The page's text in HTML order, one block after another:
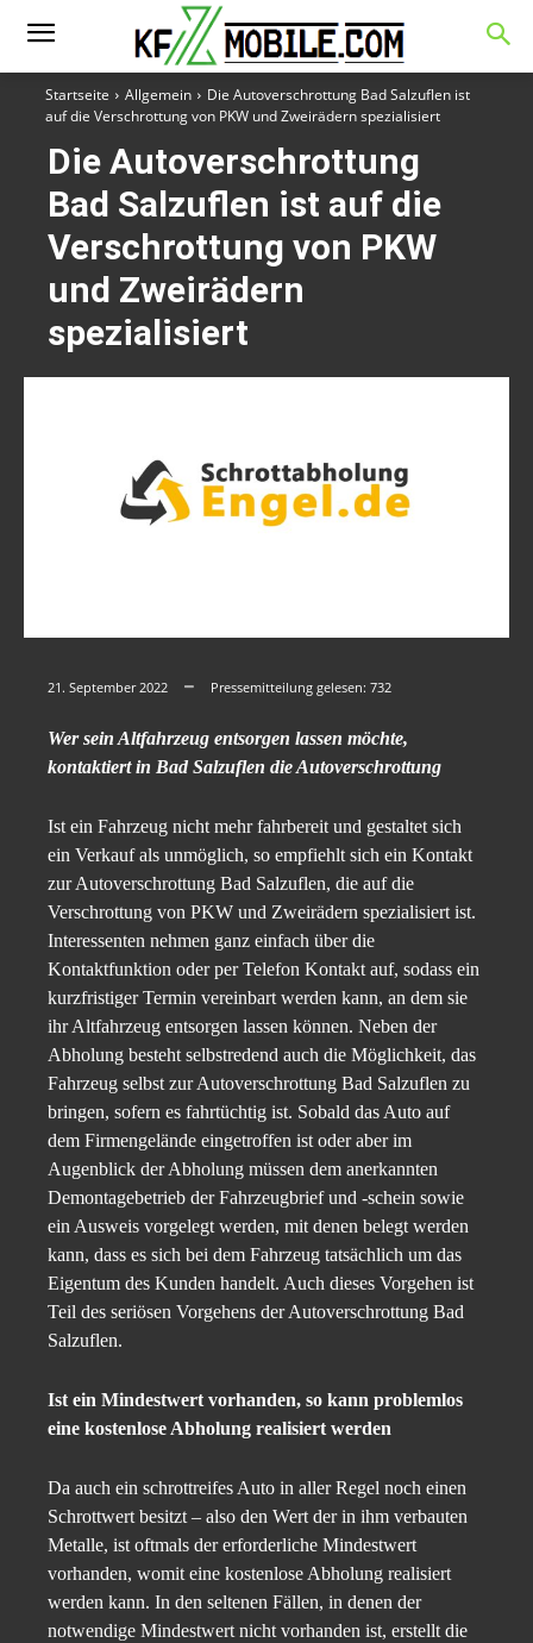
Startseite Allgemein
Die Autoverschrottung Bad Salzuflen ist
auf die Verschrottung von PKW und Zweirädern spezialisiert
Die Autoverschrottung
Bad Salzuflen ist auf die
Verschrottung von PKW
und Zweirädern
spezialisiert
21. September 2022 Pressemitteilung gelesen: 732
Wer sein Altfahrzeug entsorgen lassen möchte,
kontaktiert in Bad Salzuflen die Autoverschrottung
Ist ein Fahrzeug nicht mehr fahrbereit und gestaltet sich
ein Verkauf als unmöglich, so empfiehlt sich ein Kontakt
zur Autoverschrottung Bad Salzuflen, die auf die
Verschrottung von PKW und Zweirädern spezialisiert ist.
Interessenten nehmen ganz einfach über die
Kontaktfunktion oder per Telefon Kontakt auf, sodass ein
kurzfristiger Termin vereinbart werden kann, an dem sie
ihr Altfahrzeug entsorgen lassen können. Neben der
Abholung besteht selbstredend auch die Möglichkeit, das
Fahrzeug selbst zur Autoverschrottung Bad Salzuflen zu
bringen, sofern es fahrtüchtig ist. Sobald das Auto auf
dem Firmengelände eingetroffen ist oder aber im
Augenblick der Abholung müssen dem anerkannten
Demontagebetrieb der Fahrzeugbrief und -schein sowie
ein Ausweis vorgelegt werden, mit denen belegt werden
kann, dass es sich bei dem Fahrzeug tatsächlich um das
Eigentum des Kunden handelt. Auch dieses Vorgehen ist
Teil des seriösen Vorgehens der Autoverschrottung Bad
Salzuflen.
Ist ein Mindestwert vorhanden, so kann problemlos
eine kostenlose Abholung realisiert werden
Da auch ein schrottreifes Auto in aller Regel noch einen
Schrottwert besitzt – also den Wert der in ihm verbauten
Metalle, ist oftmals der erforderliche Mindestwert
vorhanden, womit eine kostenlose Abholung realisiert
werden kann. In den seltenen Fällen, in denen der
notwendige Mindestwert nicht vorhanden ist, erstellt die